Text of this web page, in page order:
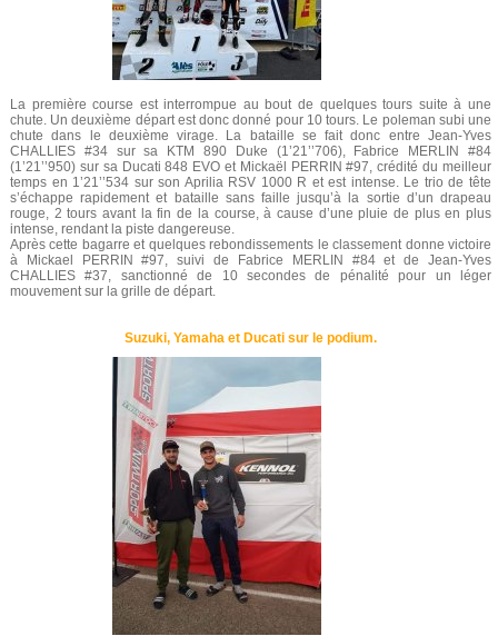
La première course est interrompue au bout de quelques tours suite à une
chute. Un deuxième départ est donc donné pour 10 tours. Le poleman subi une
chute dans le deuxième virage. La bataille se fait donc entre Jean-Yves
CHALLIES #34 sur sa KTM 890 Duke (1’21’’706), Fabrice MERLIN #84
(1’21’’950) sur sa Ducati 848 EVO et Mickaël PERRIN #97, crédité du meilleur
temps en 1’21’’534 sur son Aprilia RSV 1000 R et est intense. Le trio de tête
s’échappe rapidement et bataille sans faille jusqu’à la sortie d’un drapeau
rouge, 2 tours avant la fin de la course, à cause d’une pluie de plus en plus
intense, rendant la piste dangereuse.
Après cette bagarre et quelques rebondissements le classement donne victoire
à Mickael PERRIN #97, suivi de Fabrice MERLIN #84 et de Jean-Yves
CHALLIES #37, sanctionné de 10 secondes de pénalité pour un léger
mouvement sur la grille de départ.
Suzuki, Yamaha et Ducati sur le podium.